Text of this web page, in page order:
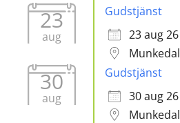
23
aug
Gudstjänst
23 aug 26
Munkedal
30
aug
Gudstjänst
30 aug 26
Munkedal